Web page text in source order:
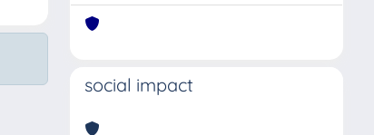
social impact